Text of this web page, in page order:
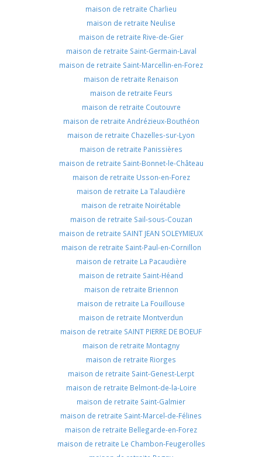
maison de retraite Charlieu
maison de retraite Neulise
maison de retraite Rive-de-Gier
maison de retraite Saint-Germain-Laval
maison de retraite Saint-Marcellin-en-Forez
maison de retraite Renaison
maison de retraite Feurs
maison de retraite Coutouvre
maison de retraite Andrézieux-Bouthéon
maison de retraite Chazelles-sur-Lyon
maison de retraite Panissières
maison de retraite Saint-Bonnet-le-Château
maison de retraite Usson-en-Forez
maison de retraite La Talaudière
maison de retraite Noirétable
maison de retraite Sail-sous-Couzan
maison de retraite SAINT JEAN SOLEYMIEUX
maison de retraite Saint-Paul-en-Cornillon
maison de retraite La Pacaudière
maison de retraite Saint-Héand
maison de retraite Briennon
maison de retraite La Fouillouse
maison de retraite Montverdun
maison de retraite SAINT PIERRE DE BOEUF
maison de retraite Montagny
maison de retraite Riorges
maison de retraite Saint-Genest-Lerpt
maison de retraite Belmont-de-la-Loire
maison de retraite Saint-Galmier
maison de retraite Saint-Marcel-de-Félines
maison de retraite Bellegarde-en-Forez
maison de retraite Le Chambon-Feugerolles